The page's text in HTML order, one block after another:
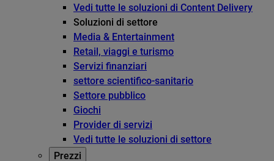
Vedi tutte le soluzioni di Content Delivery
Soluzioni di settore
Media & Entertainment
Retail, viaggi e turismo
Servizi finanziari
settore scientifico-sanitario
Settore pubblico
Giochi
Provider di servizi
Vedi tutte le soluzioni di settore
Prezzi